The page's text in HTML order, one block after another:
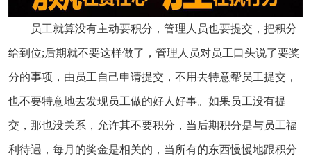
员工就算没有主动要积分，管理人员也要提交，把积分
给到位;后期就不要这样做了，管理人员对员工口头说了要奖
分的事项，由员工自己申请提交，不用去特意帮员工提交，
也不要特意地去发现员工做的好人好事。如果员工没有提
交，那也没关系，允许其不要积分，当后期积分是与员工福
利待遇，每月的奖金是相关的，当所有的东西慢慢地跟积分